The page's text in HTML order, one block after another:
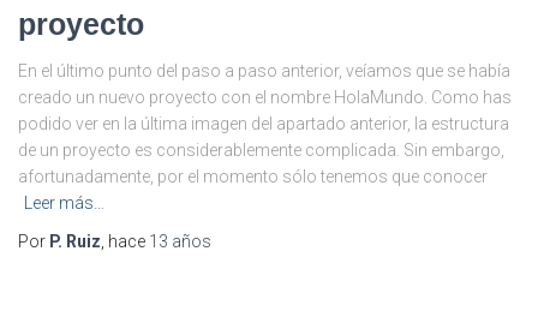
proyecto
En el último punto del paso a paso anterior, veíamos que se había
creado un nuevo proyecto con el nombre HolaMundo. Como has
podido ver en la última imagen del apartado anterior, la estructura
de un proyecto es considerablemente complicada. Sin embargo,
afortunadamente, por el momento sólo tenemos que conocer
Leer más…
Por P. Ruiz , hace 13 años